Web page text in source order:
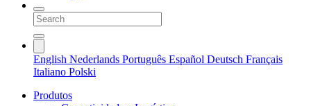
English Nederlands Português Español Deutsch Français
Italiano Polski
Produtos